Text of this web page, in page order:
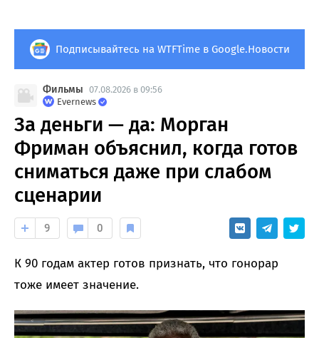
Подписывайтесь на WTFTime в Google.Новости
Фильмы 07.08.2026 в 09:56
Evernews
За деньги — да: Морган
Фриман объяснил, когда готов
сниматься даже при слабом
сценарии
9 0
К 90 годам актер готов признать, что гонорар
тоже имеет значение.